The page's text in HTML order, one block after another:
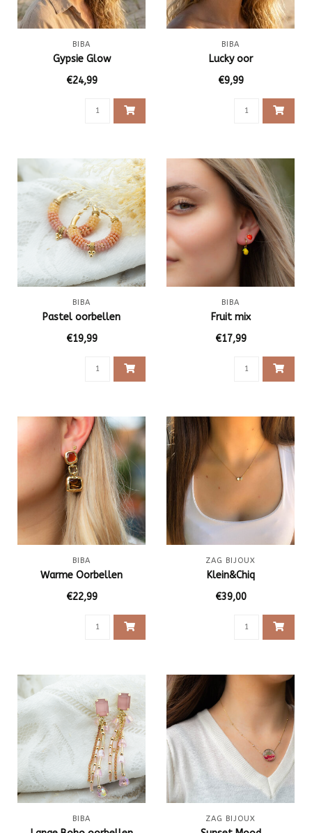
BIBA
Gypsie Glow
€24,99
BIBA
Lucky oor
€9,99
BIBA
Pastel oorbellen
€19,99
BIBA
Fruit mix
€17,99
BIBA
Warme Oorbellen
€22,99
ZAG BIJOUX
Klein&Chiq
€39,00
BIBA ZAG BIJOUX